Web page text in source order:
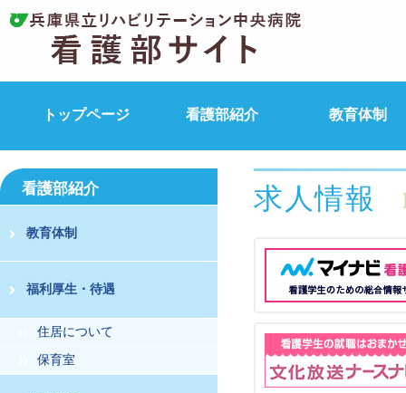
トップページ 看護部紹介 教育体制
看護部紹介
教育体制
福利厚生・待遇
住居について
保育室
求人情報